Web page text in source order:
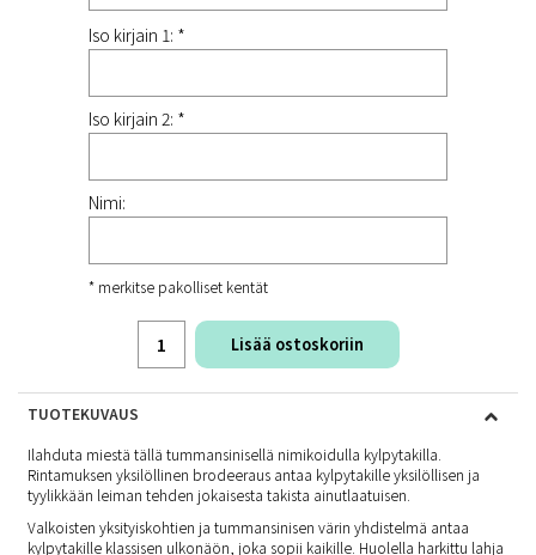
Iso kirjain 1: *
Iso kirjain 2: *
Nimi:
* merkitse pakolliset kentät
Lisää ostoskoriin
TUOTEKUVAUS
Ilahduta miestä tällä tummansinisellä nimikoidulla kylpytakilla.
Rintamuksen yksilöllinen brodeeraus antaa kylpytakille yksilöllisen ja
tyylikkään leiman tehden jokaisesta takista ainutlaatuisen.
Valkoisten yksityiskohtien ja tummansinisen värin yhdistelmä antaa
kylpytakille klassisen ulkonäön, joka sopii kaikille. Huolella harkittu lahja